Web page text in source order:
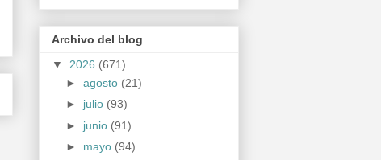
Archivo del blog
▼ 2026 (671)
► agosto (21)
► julio (93)
► junio (91)
► mayo (94)